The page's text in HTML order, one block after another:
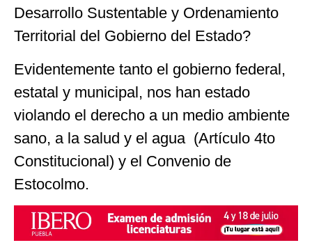
Desarrollo Sustentable y Ordenamiento
Territorial del Gobierno del Estado?
Evidentemente tanto el gobierno federal,
estatal y municipal, nos han estado
violando el derecho a un medio ambiente
sano, a la salud y el agua (Artículo 4to
Constitucional) y el Convenio de
Estocolmo.